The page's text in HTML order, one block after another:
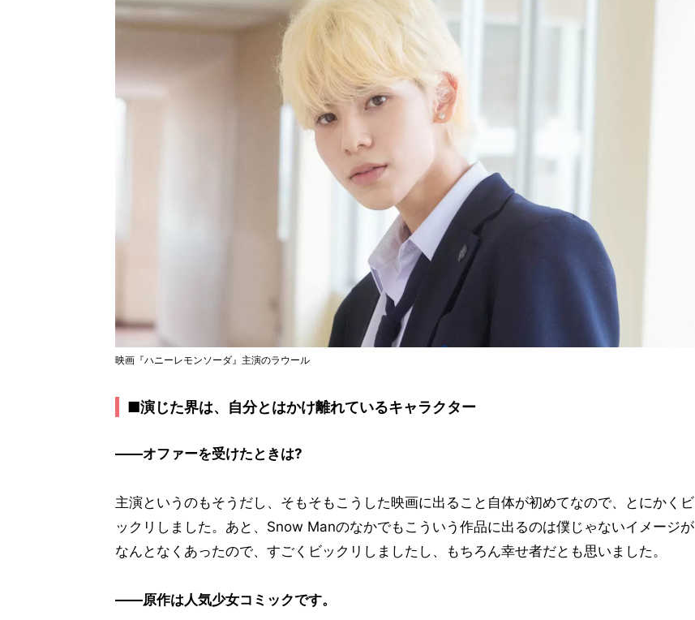
映画『ハニーレモンソーダ』主演のラウール
■演じた界は、自分とはかけ離れているキャラクター
――オファーを受けたときは?
主演というのもそうだし、そもそもこうした映画に出ること自体が初めてなので、とにかくビ
ックリしました。あと、Snow Manのなかでもこういう作品に出るのは僕じゃないイメージが
なんとなくあったので、すごくビックリしましたし、もちろん幸せ者だとも思いました。
――原作は人気少女コミックです。